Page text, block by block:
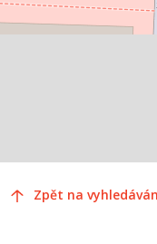
Zpět na